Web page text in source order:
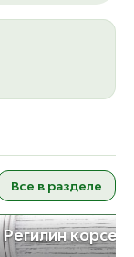
Все в разделе
Регилин